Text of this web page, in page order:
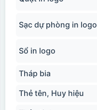
Sạc dự phòng in logo
Sổ in logo
Tháp bia
Thẻ tên, Huy hiệu